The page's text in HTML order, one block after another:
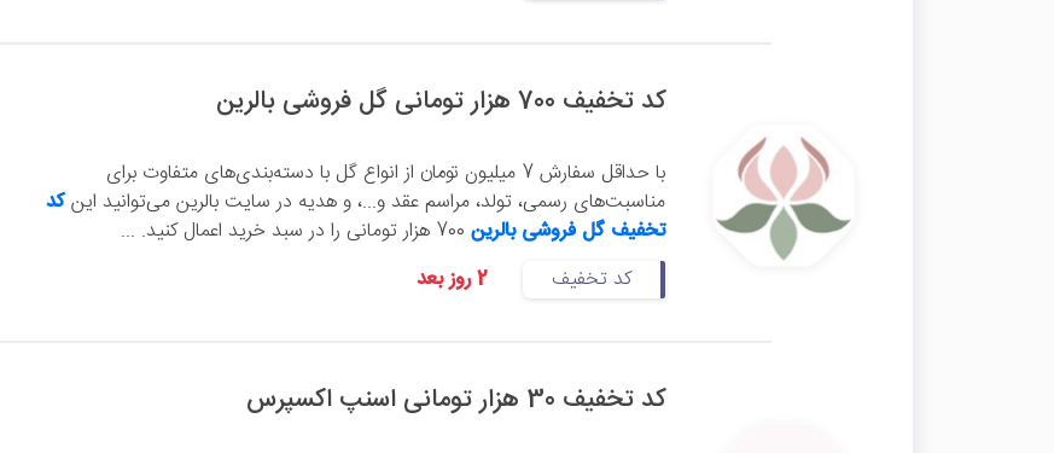
کد تخفیف 700 هزار تومانی گل فروشی بالرین
با حداقل سفارش 7 میلیون تومان از انواع گل با دسته‌بندی‌های متفاوت برای
مناسبت‌های رسمی، تولد، مراسم عقد و...، و هدیه در سایت بالرین می‌توانید اینکد
تخفیف گل فروشی بالرین700 هزار تومانی را در سبد خرید اعمال کنید. ...
کد تخفیف
2 روز بعد
کد تخفیف 30 هزار تومانی اسنپ اکسپرس